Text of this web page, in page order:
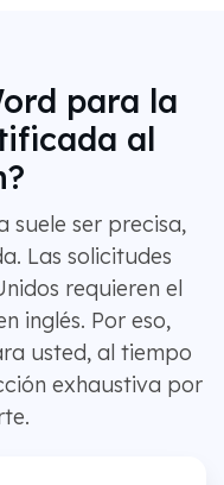
para la
al
suele ser precisa,
Las solicitudes
requieren el
inglés. Por eso,
usted, al tiempo
exhaustiva por